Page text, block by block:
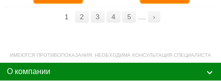
1 2 3 4 5 ›
ИМЕЮТСЯ ПРОТИВОПОКАЗАНИЯ. НЕОБХОДИМА КОНСУЛЬТАЦИЯ СПЕЦИАЛИСТА
О компании